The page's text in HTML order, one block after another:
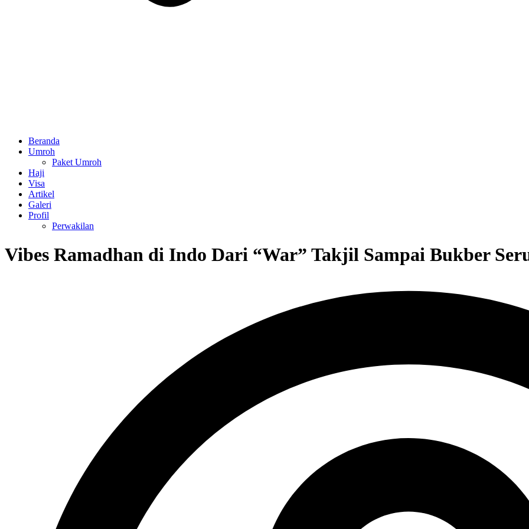
Beranda
Umroh
Paket Umroh
Haji
Visa
Artikel
Galeri
Profil
Perwakilan
Vibes Ramadhan di Indo Dari “War” Takjil Sampai Bukber